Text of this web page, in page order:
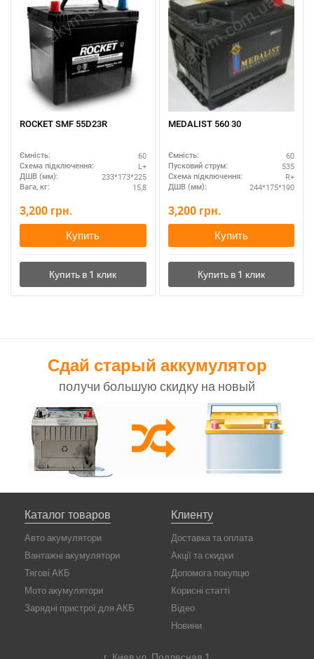
ROCKET SMF 55D23R
Ємність: 60
Схема підключення: L+
ДШВ (мм): 233*173*225
Вага, кг: 15,8
3,200 грн.
Купить
MEDALIST 560 30
Ємність: 60
Пусковий струм: 535
Схема підключення: R+
ДШВ (мм): 244*175*190
3,200 грн.
Купить
Сдай старый аккумулятор
получи большую скидку на новый
Каталог товаров
Авто акумулятори
Вантажні акумулятори
Тягові АКБ
Мото акумулятори
Зарядні пристрої для АКБ
Клиенту
Доставка та оплата
Акції та скидки
Допомога покупцю
Корисні статті
Відео
Новини